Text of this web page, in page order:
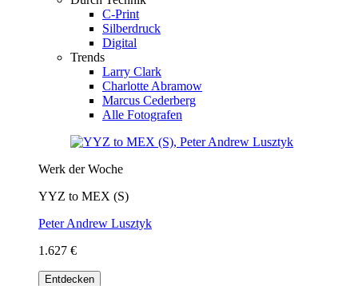
C-Print
Silberdruck
Digital
Trends
Larry Clark
Charlotte Abramow
Marcus Cederberg
Alle Fotografen
Werk der Woche
YYZ to MEX (S)
Peter Andrew Lusztyk
1.627 €
Entdecken